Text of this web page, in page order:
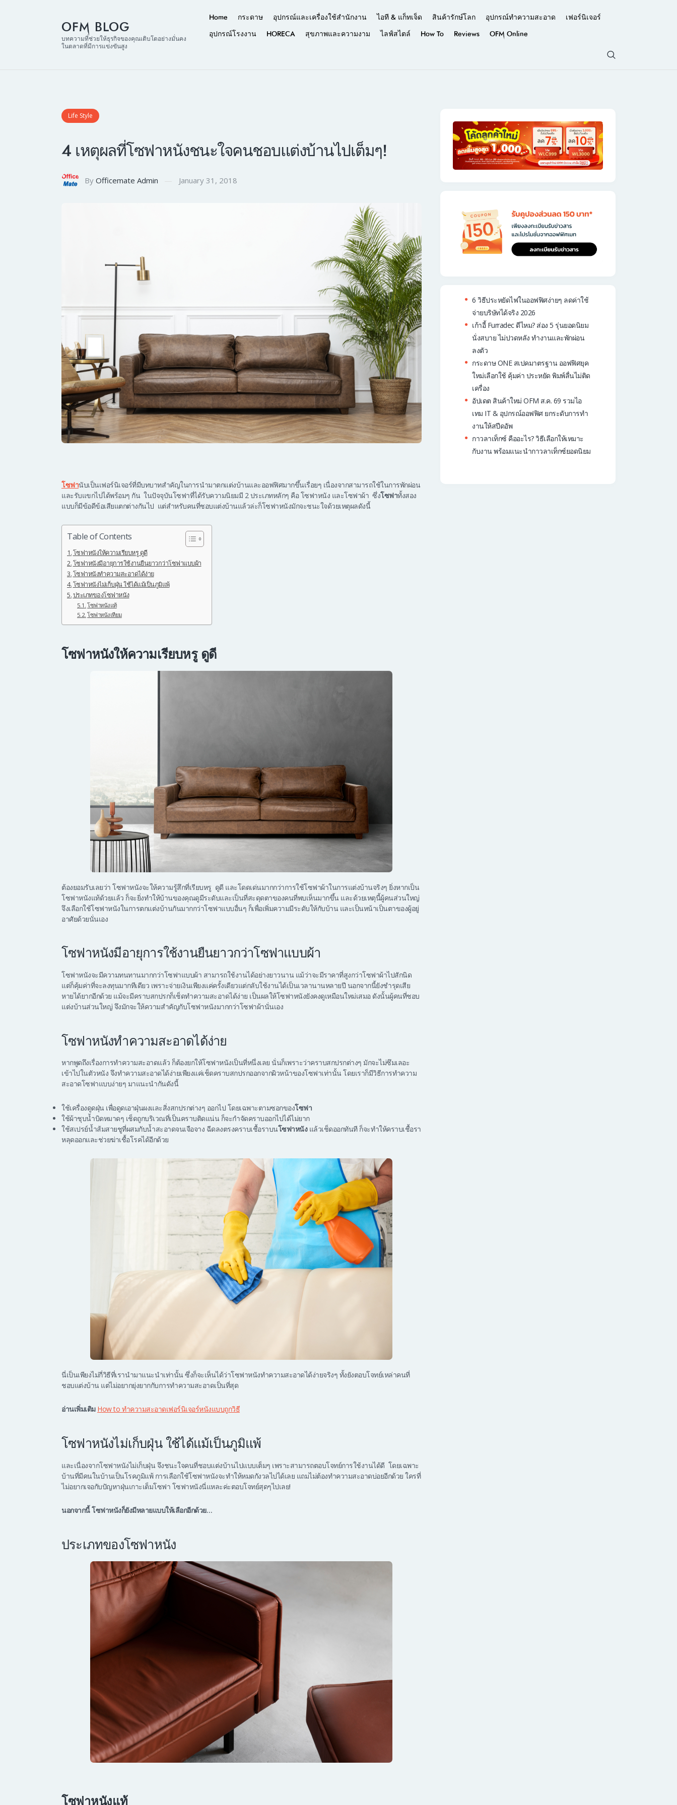
OFM BLOG
บทความที่ช่วยให้ธุรกิจของคุณเติบโตอย่างมั่นคง
ในตลาดที่มีการแข่งขันสูง
Home กระดาษ อุปกรณ์และเครื่องใช้สำนักงาน ไอที & แก็ทเจ็ด สินค้ารักษ์โลก อุปกรณ์ทำความสะอาด
เฟอร์นิเจอร์
อุปกรณ์โรงงาน
HORECA สุขภาพและความงาม ไลฟ์สไตล์ How To Reviews OFM Online
Life Style
4 เหตุผลที่โซฟาหนังชนะใจคนชอบแต่งบ้านไปเต็มๆ!
By Officemate Admin January 31, 2018
โซฟานับเป็นเฟอร์นิเจอร์ที่มีบทบาทสำคัญในการนำมาตกแต่งบ้านและออฟฟิศมากขึ้นเรื่อยๆ เนื่องจากสามารถใช้ในการพักผ่อน
และรับแขกไปได้พร้อมๆ กัน ในปัจจุบันโซฟาที่ได้รับความนิยมมี 2 ประเภทหลักๆ คือ โซฟาหนัง และโซฟาผ้า ซึ่งโซฟาทั้งสอง
แบบก็มีข้อดีข้อเสียแตกต่างกันไป แต่สำหรับคนที่ชอบแต่งบ้านแล้วล่ะก็โซฟาหนังมักจะชนะใจด้วยเหตุผลดังนี้
Table of Contents
โซฟาหนังให้ความเรียบหรู ดูดี
โซฟาหนังมีอายุการใช้งานยืนยาวกว่าโซฟาแบบผ้า
โซฟาหนังทำความสะอาดได้ง่าย
โซฟาหนังไม่เก็บฝุ่น ใช้ได้แม้เป็นภูมิแพ้
ประเภทของโซฟาหนัง
โซฟาหนังแท้
โซฟาหนังเทียม
โซฟาหนังให้ความเรียบหรู ดูดี
ต้องยอมรับเลยว่า โซฟาหนังจะให้ความรู้สึกที่เรียบหรู ดูดี และโดดเด่นมากกว่าการใช้โซฟาผ้าในการแต่งบ้านจริงๆ ยิ่งหากเป็น
โซฟาหนังแท้ด้วยแล้ว ก็จะยิ่งทำให้บ้านของคุณดูมีระดับและเป็นที่สะดุดตาของคนที่พบเห็นมากขึ้น และด้วยเหตุนี้ผู้คนส่วนใหญ่
จึงเลือกใช้โซฟาหนังในการตกแต่งบ้านกันมากกว่าโซฟาแบบอื่นๆ ก็เพื่อเพิ่มความมีระดับให้กับบ้าน และเป็นหน้าเป็นตาของผู้อยู่
อาศัยด้วยนั่นเอง
โซฟาหนังมีอายุการใช้งานยืนยาวกว่าโซฟาแบบผ้า
โซฟาหนังจะมีความทนทานมากกว่าโซฟาแบบผ้า สามารถใช้งานได้อย่างยาวนาน แม้ว่าจะมีราคาที่สูงกว่าโซฟาผ้าไปสักนิด
แต่ก็คุ้มค่าที่จะลงทุนมากทีเดียว เพราะจ่ายเงินเพียงแค่ครั้งเดียวแต่กลับใช้งานได้เป็นเวลานานหลายปี นอกจากนี้ยังชำรุดเสีย
หายได้ยากอีกด้วย แม้จะมีคราบสกปรกก็เช็ดทำความสะอาดได้ง่าย เป็นผลให้โซฟาหนังยังคงดูเหมือนใหม่เสมอ ดังนั้นผู้คนที่ชอบ
แต่งบ้านส่วนใหญ่ จึงมักจะให้ความสำคัญกับโซฟาหนังมากกว่าโซฟาผ้านั่นเอง
โซฟาหนังทำความสะอาดได้ง่าย
หากพูดถึงเรื่องการทำความสะอาดแล้ว ก็ต้องยกให้โซฟาหนังเป็นที่หนึ่งเลย นั่นก็เพราะว่าคราบสกปรกต่างๆ มักจะไม่ซึมเลอะ
เข้าไปในตัวหนัง จึงทำความสะอาดได้ง่ายเพียงแค่เช็ดคราบสกปรกออกจากผิวหน้าของโซฟาเท่านั้น โดยเราก็มีวิธีการทำความ
สะอาดโซฟาแบบง่ายๆ มาแนะนำกันดังนี้
ใช้เครื่องดูดฝุ่น เพื่อดูดเอาฝุ่นผงและสิ่งสกปรกต่างๆ ออกไป โดยเฉพาะตามซอกของโซฟา
ใช้ผ้าชุบน้ำบิดหมาดๆ เช็ดถูกบริเวณที่เป็นคราบติดแน่น ก็จะกำจัดคราบออกไปได้ไม่ยาก
ใช้สเปรย์น้ำส้มสายชูที่ผสมกับน้ำสะอาดจนเจือจาง ฉีดลงตรงคราบเชื้อราบนโซฟาหนังแล้วเช็ดออกทันที ก็จะทำให้คราบเชื้อรา
หลุดออกและช่วยฆ่าเชื้อโรคได้อีกด้วย
นี่เป็นเพียงไม่กี่วิธีที่เรานำมาแนะนำเท่านั้น ซึ่งก็จะเห็นได้ว่าโซฟาหนังทำความสะอาดได้ง่ายจริงๆ ทั้งยังตอบโจทย์เหล่าคนที่
ชอบแต่งบ้าน แต่ไม่อยากยุ่งยากกับการทำความสะอาดเป็นที่สุด
อ่านเพิ่มเติม How to ทำความสะอาดเฟอร์นิเจอร์หนังแบบถูกวิธี
โซฟาหนังไม่เก็บฝุ่น ใช้ได้แม้เป็นภูมิแพ้
และเนื่องจากโซฟาหนังไม่เก็บฝุ่น จึงชนะใจคนที่ชอบแต่งบ้านไปแบบเต็มๆ เพราะสามารถตอบโจทย์การใช้งานได้ดี โดยเฉพาะ
บ้านที่มีคนในบ้านเป็นโรคภูมิแพ้ การเลือกใช้โซฟาหนังจะทำให้หมดกังวลไปได้เลย แถมไม่ต้องทำความสะอาดบ่อยอีกด้วย ใครที่
ไม่อยากเจอกับปัญหาฝุ่นเกาะเต็มโซฟา โซฟาหนังนี่แหละค่ะตอบโจทย์สุดๆไปเลย!
นอกจากนี้ โซฟาหนังก็ยังมีหลายแบบให้เลือกอีกด้วย…
ประเภทของโซฟาหนัง
โซฟาหนังแท้
6 วิธีประหยัดไฟในออฟฟิศง่ายๆ ลดค่าใช้
จ่ายบริษัทได้จริง 2026
เก้าอี้ Furradec ดีไหม? ส่อง 5 รุ่นยอดนิยม
นั่งสบาย ไม่ปวดหลัง ทำงานและพักผ่อน
ลงตัว
กระดาษ ONE สเปคมาตรฐาน ออฟฟิศยุค
ใหม่เลือกใช้ คุ้มค่า ประหยัด พิมพ์ลื่นไม่ติด
เครื่อง
อัปเดต สินค้าใหม่ OFM ส.ค. 69 รวมไอ
เทม IT & อุปกรณ์ออฟฟิศ ยกระดับการทำ
งานให้สปีดอัพ
กาวลาเท็กซ์ คืออะไร? วิธีเลือกให้เหมาะ
กับงาน พร้อมแนะนำกาวลาเท็กซ์ยอดนิยม